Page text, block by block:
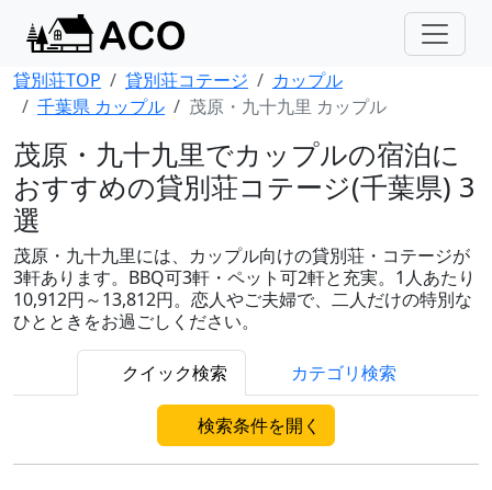
貸別荘TOP 貸別荘コテージ
カップル
千葉県 カップル
茂原・九十九里 カップル
茂原・九十九里でカップルの宿泊に
おすすめの貸別荘コテージ(千葉県) 3
選
茂原・九十九里には、カップル向けの貸別荘・コテージが
3軒あります。BBQ可3軒・ペット可2軒と充実。1人あたり
10,912円～13,812円。恋人やご夫婦で、二人だけの特別な
ひとときをお過ごしください。
クイック検索 カテゴリ検索
検索条件を開く